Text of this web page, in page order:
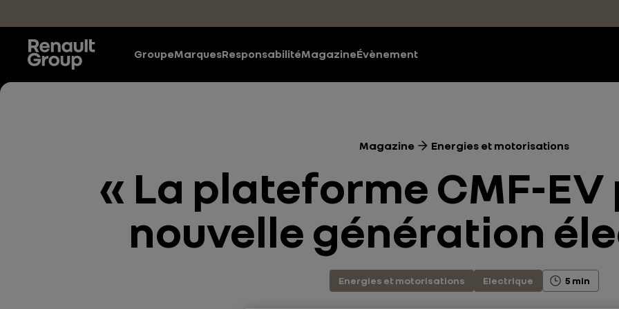
GroupeMarquesResponsabilitéMagazineÉvènement
Magazine Energies et motorisations
« La plateforme CMF-
nouvelle génération
Energies et motorisations Electrique 5 min